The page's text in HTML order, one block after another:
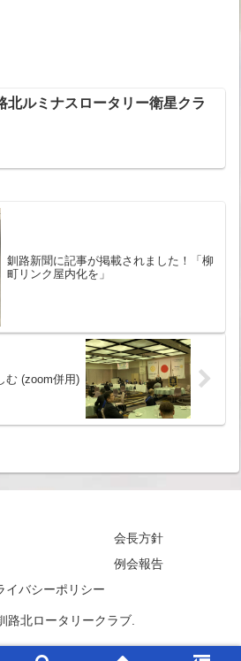
北ルミナスロータリー衛星クラ
釧路新聞に記事が掲載されました！「柳
町リンク屋内化を」
第31６7回 ①日本を楽しむ (zoom併用)
会長方針
例会報告
イバシーポリシー
路北ロータリークラブ.